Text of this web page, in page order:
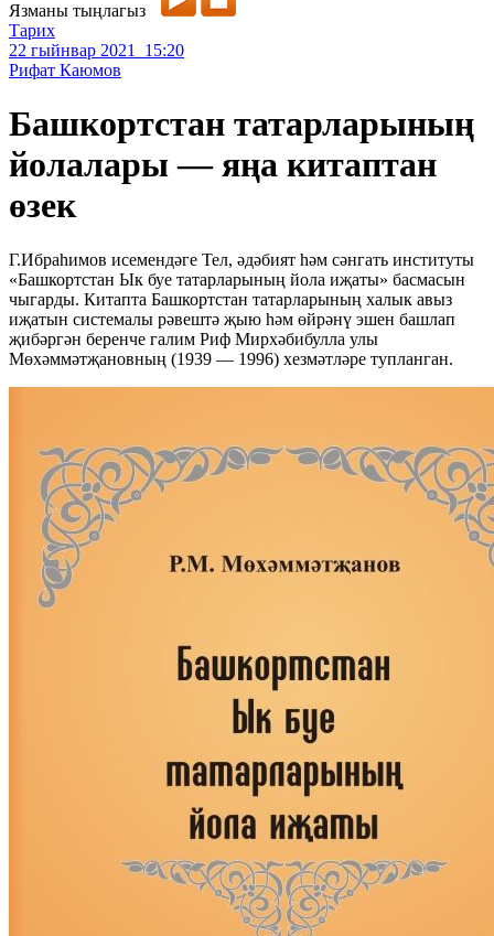
Язманы тыңлагыз
Тарих
22 гыйнвар 2021 15:20
Рифат Каюмов
Башкортстан татарларының
йолалары — яңа китаптан
өзек
Г.Ибраһимов исемендәге Тел, әдәбият һәм сәнгать институты
«Башкортстан Ык буе татарларының йола иҗаты» басмасын
чыгарды. Китапта Башкортстан татарларының халык авыз
иҗатын системалы рәвештә җыю һәм өйрәнү эшен башлап
җибәргән беренче галим Риф Мирхәбибулла улы
Мөхәммәтҗановның (1939 — 1996) хезмәтләре тупланган.